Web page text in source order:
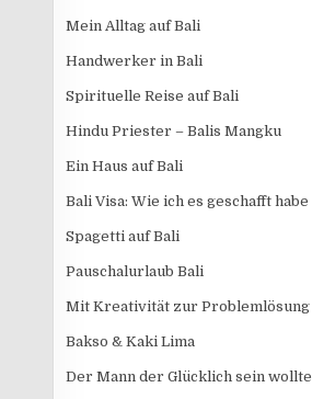
Mein Alltag auf Bali
Handwerker in Bali
Spirituelle Reise auf Bali
Hindu Priester – Balis Mangku
Ein Haus auf Bali
Bali Visa: Wie ich es geschafft habe
Spagetti auf Bali
Pauschalurlaub Bali
Mit Kreativität zur Problemlösung
Bakso & Kaki Lima
Der Mann der Glücklich sein wollte